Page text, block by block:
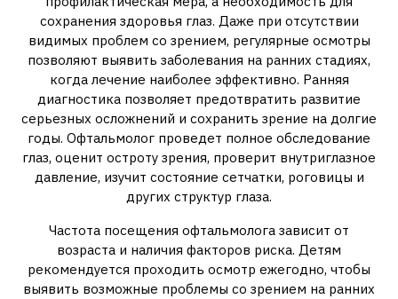
сохранения здоровья глаз. Даже при отсутствии
видимых проблем со зрением, регулярные осмотры
позволяют выявить заболевания на ранних стадиях,
когда лечение наиболее эффективно. Ранняя
диагностика позволяет предотвратить развитие
серьезных осложнений и сохранить зрение на долгие
годы. Офтальмолог проведет полное обследование
глаз, оценит остроту зрения, проверит внутриглазное
давление, изучит состояние сетчатки, роговицы и
других структур глаза.
Частота посещения офтальмолога зависит от
возраста и наличия факторов риска. Детям
рекомендуется проходить осмотр ежегодно, чтобы
выявить возможные проблемы со зрением на ранних